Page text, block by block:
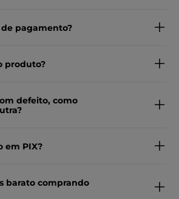
pagamento?
produto?
defeito, como
em PIX?
barato comprando